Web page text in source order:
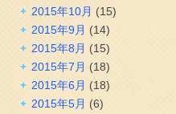
2015年10月 (15)
2015年9月 (14)
2015年8月 (15)
2015年7月 (18)
2015年6月 (18)
2015年5月 (6)